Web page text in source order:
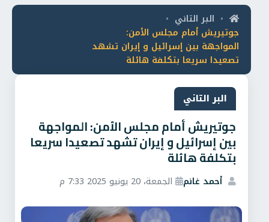
• البر التاني •
جوتيريش أمام مجلس الأمن:
المواجهة بين إسرائيل و إيران تشهد
تصعيدا سريعا بتكلفة هائلة
البر التاني
جوتيريش أمام مجلس الأمن: المواجهة
بين إسرائيل و إيران تشهد تصعيدا سريعا
بتكلفة هائلة
أحمد غانم الجمعة، 20 يونيو 2025 7:33 م